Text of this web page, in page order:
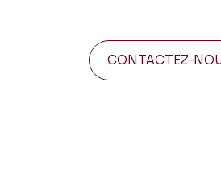
CONTACTEZ-